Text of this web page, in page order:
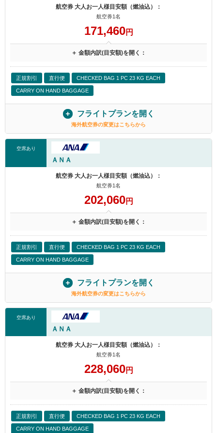
航空券 大人お一人様目安額（燃油込）：
航空券1名
171,460円
＋ 金額内訳(目安額)を開く：
正規割引 直行便 CHECKED BAG 1 PC 23 KG EACH
CARRY ON HAND BAGGAGE
フライトプランを開く
海外航空券の変更はこちらから
空席あり
ＡＮＡ
航空券 大人お一人様目安額（燃油込）：
航空券1名
202,060円
＋ 金額内訳(目安額)を開く：
正規割引 直行便 CHECKED BAG 1 PC 23 KG EACH
CARRY ON HAND BAGGAGE
フライトプランを開く
海外航空券の変更はこちらから
空席あり
ＡＮＡ
航空券 大人お一人様目安額（燃油込）：
航空券1名
228,060円
＋ 金額内訳(目安額)を開く：
正規割引 直行便 CHECKED BAG 1 PC 23 KG EACH
CARRY ON HAND BAGGAGE